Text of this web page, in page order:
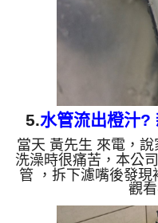
石
5.水管流出橙汁?
當天 黃先生 來電，
洗澡時很痛苦，本公
管 ，拆下濾嘴後發
高周波水管清洗機，
分鐘，利用 水管清洗
觀